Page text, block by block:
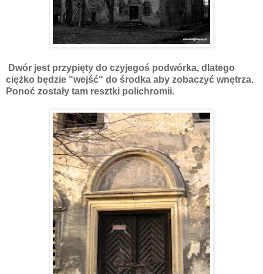
Dwór jest przypięty do czyjegoś podwórka, dlatego
ciężko będzie "wejść" do środka aby zobaczyć wnętrza.
Ponoć zostały tam resztki polichromii.